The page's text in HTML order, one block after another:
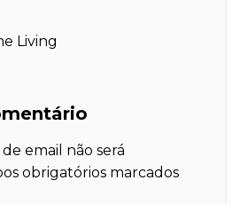
Living
email não será
obrigatórios marcados